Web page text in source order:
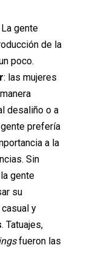
gente
de la
poco.
: las mujeres
desaliño o a
prefería
a la
Sin
gente
su
y
. Tatuajes,
fueron las